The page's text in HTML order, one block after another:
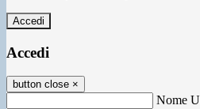
Accedi
Accedi
button close ×
Nome